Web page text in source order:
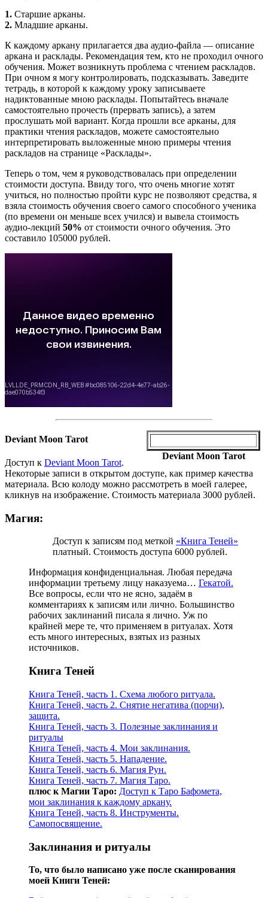
1. Старшие арканы.
2. Младшие арканы.
К каждому аркану прилагается два аудио-файла — описание
аркана и расклады. Рекомендация тем, кто не проходил очного
обучения. Может возникнуть проблема с чтением раскладов.
При очном я могу контролировать, подсказывать. Заведите
тетрадь, в которой к каждому уроку записываете
надиктованные мною расклады. Попытайтесь вначале
самостоятельно прочесть (прервать запись), а затем
прослушать мой вариант. Когда прошли все арканы, для
практики чтения раскладов, можете самостоятельно
интерпретировать выложенные мною примеры чтения
раскладов на странице «Расклады».
Теперь о том, чем я руководствовалась при определении
стоимости доступа. Ввиду того, что очень многие хотят
учиться, но полностью пройти курс не позволяют средства, я
взяла стоимость обучения своего самого способного ученика
(по времени он меньше всех учился) и вывела стоимость
аудио-лекций 50% от стоимости очного обучения. Это
составило 105000 рублей.
Deviant Moon Tarot
Deviant Moon Tarot
Доступ к Deviant Moon Tarot.
Некоторые записи в открытом доступе, как пример качества
материала. Всю колоду можно рассмотреть в моей галерее,
кликнув на изображение. Стоимость материала 3000 рублей.
Магия:
Доступ к записям под меткой «Книга Теней»
платный. Стоимость доступа 6000 рублей.
Информация конфиденциальная. Любая передача
информации третьему лицу наказуема… Гекатой.
Все вопросы, если что не ясно, задаём в
комментариях к записям или лично. Большинство
рабочих заклинаний писала я лично. Уж по
крайней мере те, что применяем в ритуалах. Хотя
есть много интересных, взятых из разных
источников.
Книга Теней
Книга Теней, часть 1. Схема любого ритуала.
Книга Теней, часть 2. Снятие негатива (порчи),
защита.
Книга Теней, часть 3. Полезные заклинания и
ритуалы
Книга Теней, часть 4. Мои заклинания.
Книга Теней, часть 5. Нападение.
Книга Теней, часть 6. Магия Рун.
Книга Теней, часть 7. Магия Таро.
плюс к Магии Таро: Доступ к Таро Бафомета,
мои заклинания к каждому аркану.
Книга Теней, часть 8. Инструменты.
Самопосвящение.
Заклинания и ритуалы
То, что было написано уже после сканирования
моей Книги Теней: